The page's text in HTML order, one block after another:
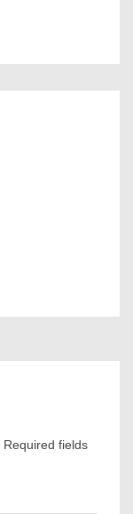
Required fields